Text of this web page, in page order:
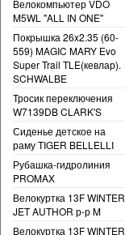
Велокомпьютер VDO
M5WL "ALL IN ONE"
Покрышка 26x2.35 (60-
559) MAGIC MARY Evo
Super Trail TLE(кевлар).
SCHWALBE
Тросик переключения
W7139DB CLARK'S
Сиденье детское на
раму TIGER BELLELLI
Рубашка-гидролиния
PROMAX
Велокуртка 13F WINTER
JET AUTHOR р-р M
Велокуртка 13F WINTER